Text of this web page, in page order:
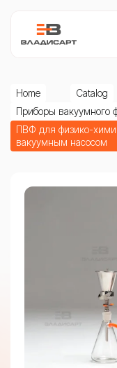
Home Catalog
Приборы вакуумного
ПВФ для физико-
вакуумным насосом